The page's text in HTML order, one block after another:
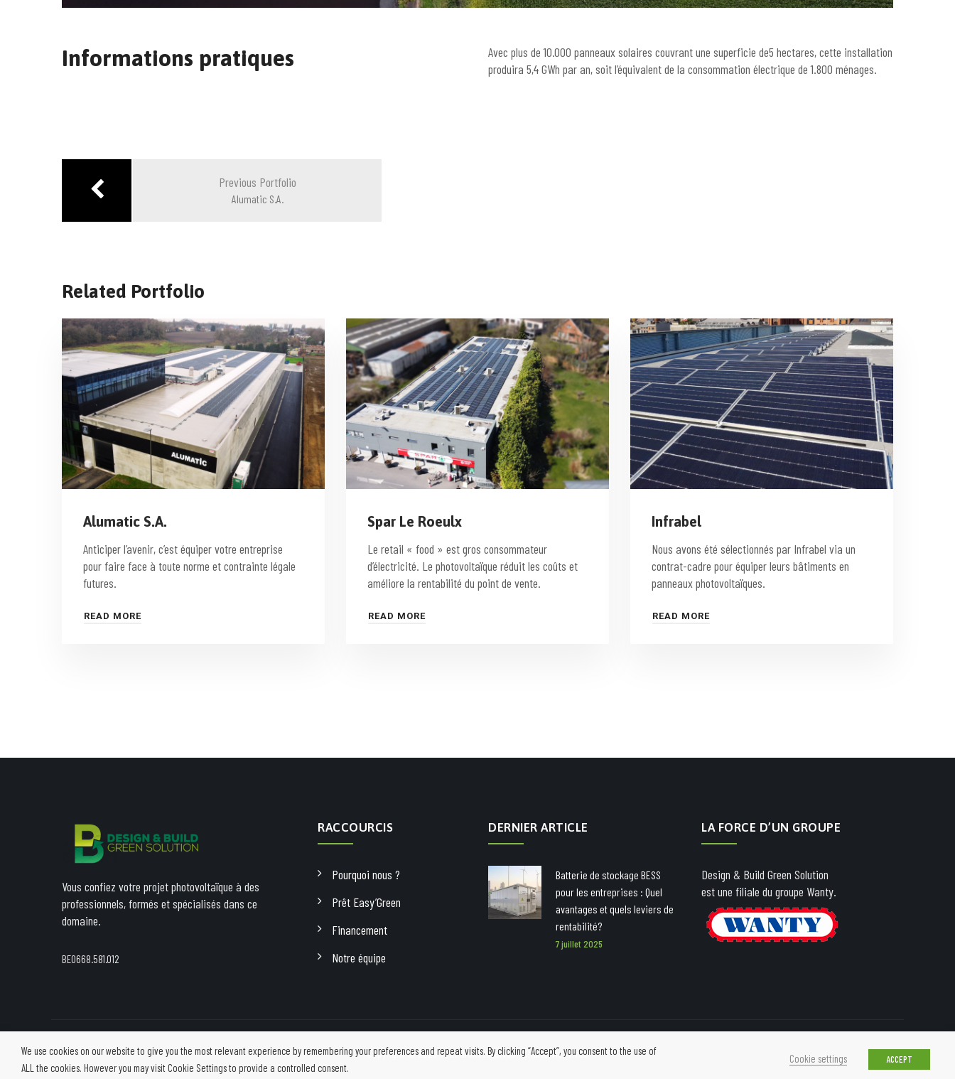
Informations pratiques
Avec plus de 10.000 panneaux solaires couvrant une superficie de5 hectares, cette installation
produira 5,4 GWh par an, soit l’équivalent de la consommation électrique de 1.800 ménages.
l’article
Previous Portfolio
Alumatic S.A.
Related Portfolio
Alumatic S.A.
Anticiper l’avenir, c’est équiper votre entreprise
pour faire face à toute norme et contrainte légale
futures.
READ MORE
Spar Le Roeulx
Le retail « food » est gros consommateur
d’électricité. Le photovoltaïque réduit les coûts et
améliore la rentabilité du point de vente.
READ MORE
Infrabel
Nous avons été sélectionnés par Infrabel via un
contrat-cadre pour équiper leurs bâtiments en
panneaux photovoltaïques.
READ MORE
Vous confiez votre projet photovoltaïque à des
professionnels, formés et spécialisés dans ce
domaine.
BE0668.581.012
RACCOURCIS
Pourquoi nous ?
Prêt Easy’Green
Financement
Notre équipe
DERNIER ARTICLE
Batterie de stockage BESS
pour les entreprises : Quel
avantages et quels leviers de
rentabilité?
7 juillet 2025
LA FORCE D’UN GROUPE
Design & Build Green Solution
est une filiale du groupe Wanty.
Copyright © 2020 Tous droits réservés -Charte Vie Privée
We use cookies on our website to give you the most relevant experience by remembering your preferences and repeat visits. By clicking “Accept”, you consent to the use of
ALL the cookies. However you may visit Cookie Settings to provide a controlled consent.
Cookie settings ACCEPT